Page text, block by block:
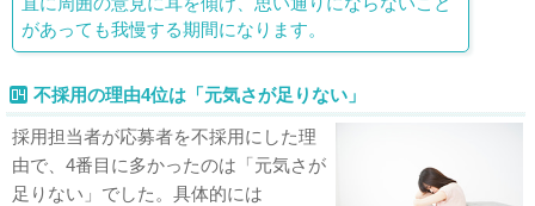
があっても我慢する期間になります。
不採用の理由4位は「元気さが足りない」
採用担当者が応募者を不採用にした理
由で、4番目に多かったのは「元気さが
足りない」でした。具体的には